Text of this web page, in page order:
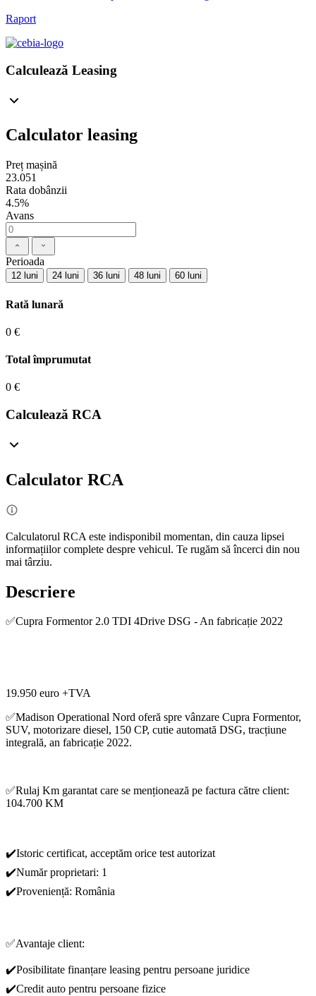
Raport
Calculează Leasing
Calculator leasing
Preț mașină
23.051
Rata dobânzii
4.5%
Avans
Perioada
12 luni 24 luni 36 luni 48 luni 60 luni
Rată lunară
0 €
Total împrumutat
0 €
Calculează RCA
Calculator RCA
Calculatorul RCA este indisponibil momentan, din cauza lipsei
informațiilor complete despre vehicul. Te rugăm să încerci din nou
mai târziu.
Descriere
✅Cupra Formentor 2.0 TDI 4Drive DSG - An fabricație 2022
19.950 euro +TVA
✅Madison Operational Nord oferă spre vânzare Cupra Formentor,
SUV, motorizare diesel, 150 CP, cutie automată DSG, tracțiune
integrală, an fabricație 2022.
✅Rulaj Km garantat care se menționează pe factura către client:
104.700 KM
✔️Istoric certificat, acceptăm orice test autorizat
✔️Număr proprietari: 1
✔️Proveniență: România
✅Avantaje client:
✔️Posibilitate finanțare leasing pentru persoane juridice
✔️Credit auto pentru persoane fizice